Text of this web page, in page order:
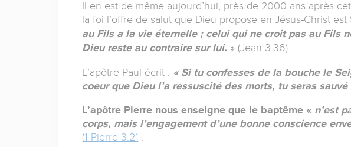
Il en est de même aujourd’hui, près de 2000 ans après
la foi l’offre de salut que Dieu propose en Jésus-Christ est
au Fils a la vie éternelle ; celui qui ne croit pas au Fils
Dieu reste au contraire sur lui. » (Jean 3.36)
L’apôtre Paul écrit : « Si tu confesses de la bouche le
coeur que Dieu l’a ressuscité des morts, tu seras sauvé
L’apôtre Pierre nous enseigne que le baptême « n’est
corps, mais l’engagement d’une bonne conscience
(1 Pierre 3.21 .